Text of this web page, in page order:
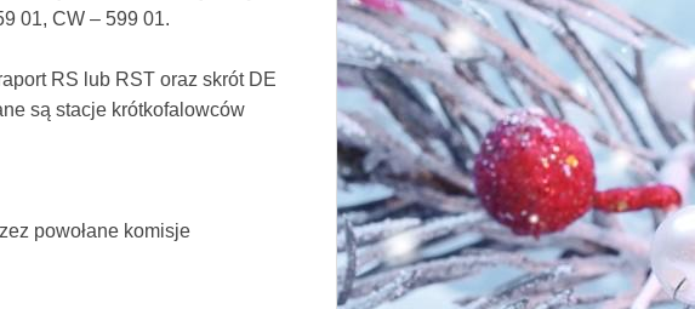
01, CW – 599 01.
RS lub RST oraz skrót DE
są stacje krótkofalowców
powołane komisje